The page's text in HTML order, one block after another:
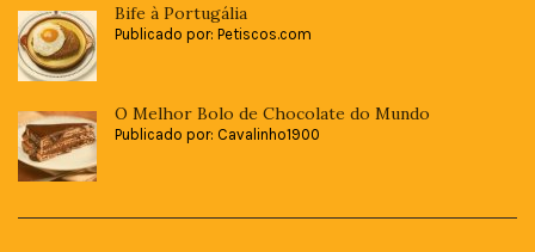
Bife à Portugália
Publicado por: Petiscos.com
O Melhor Bolo de Chocolate do Mundo
Publicado por: Cavalinho1900